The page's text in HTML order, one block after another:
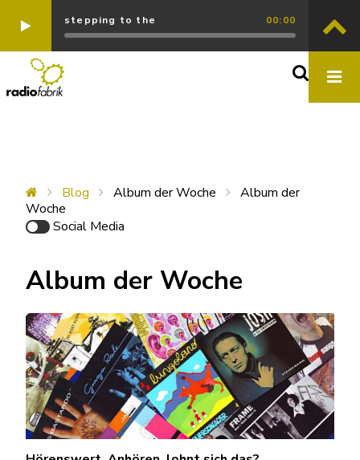
stepping to the 00:00
Blog Album der Woche
Album der
Woche
Social Media
Album der Woche